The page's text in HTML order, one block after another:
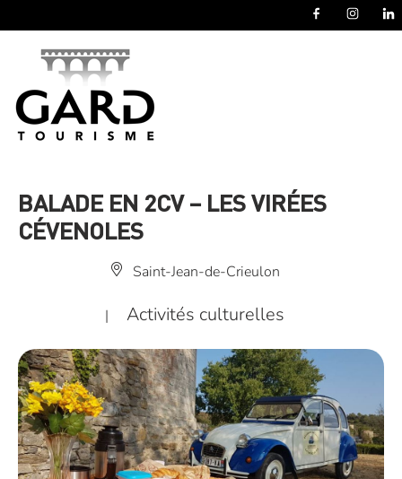
BALADE EN 2CV – LES VIRÉES
CÉVENOLES
Saint-Jean-de-Crieulon
| Activités culturelles